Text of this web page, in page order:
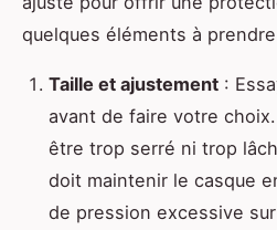
quelques éléments à
Taille et ajustement :
avant de faire votre
être trop serré ni trop
doit maintenir le casque
de pression excessive